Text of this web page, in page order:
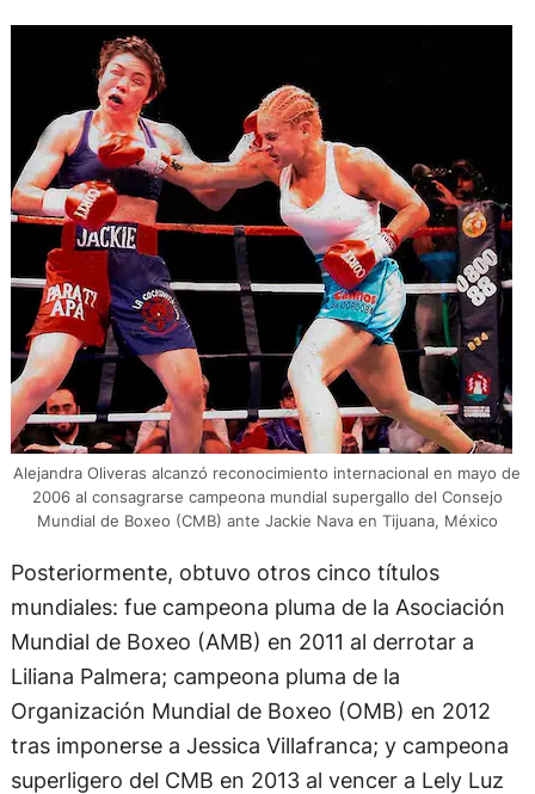
Alejandra Oliveras alcanzó reconocimiento internacional en mayo de
2006 al consagrarse campeona mundial supergallo del Consejo
Mundial de Boxeo (CMB) ante Jackie Nava en Tijuana, México
Posteriormente, obtuvo otros cinco títulos
mundiales: fue campeona pluma de la Asociación
Mundial de Boxeo (AMB) en 2011 al derrotar a
Liliana Palmera; campeona pluma de la
Organización Mundial de Boxeo (OMB) en 2012
tras imponerse a Jessica Villafranca; y campeona
superligero del CMB en 2013 al vencer a Lely Luz